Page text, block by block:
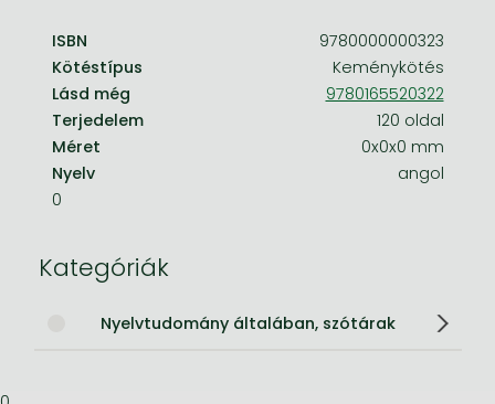
ISBN
9780000000323
Kötéstípus
Keménykötés
Lásd még
9780165520322
Terjedelem
120 oldal
Méret
0x0x0 mm
Nyelv
angol
0
Kategóriák
Nyelvtudomány általában, szótárak